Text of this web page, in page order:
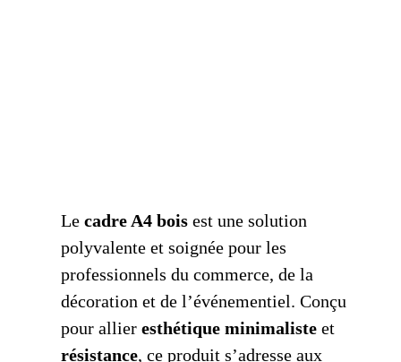
Le cadre A4 bois est une solution
polyvalente et soignée pour les
professionnels du commerce, de la
décoration et de l’événementiel. Conçu
pour allier esthétique minimaliste et
résistance, ce produit s’adresse aux